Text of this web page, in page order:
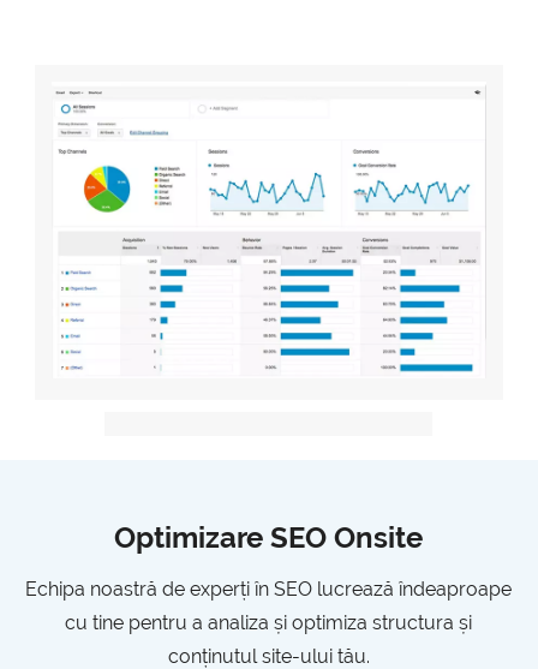
Optimizare SEO Onsite
Echipa noastră de experți în SEO lucrează îndeaproape
cu tine pentru a analiza și optimiza structura și
conținutul site-ului tău.